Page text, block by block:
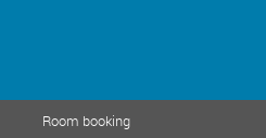
Room booking